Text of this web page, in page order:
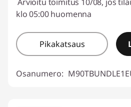
klo 05:00 huomenna
Pikakatsaus
Osanumero: